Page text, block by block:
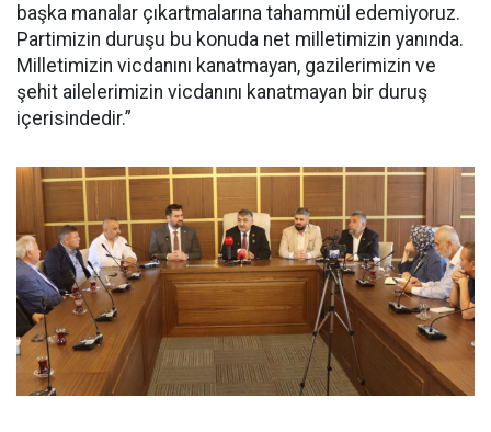
başka manalar çıkartmalarına tahammül edemiyoruz.
Partimizin duruşu bu konuda net milletimizin yanında.
Milletimizin vicdanını kanatmayan, gazilerimizin ve
şehit ailelerimizin vicdanını kanatmayan bir duruş
içerisindedir.”